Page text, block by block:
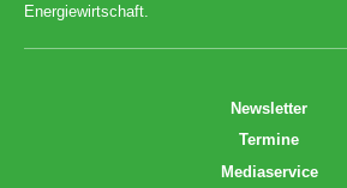
Energiewirtschaft.
Newsletter
Termine
Mediaservice